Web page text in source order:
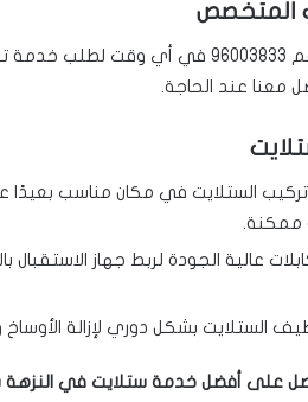
المتخصص
لا تتردد في الاتصال بنا على الرقم
معنا عند الحاجة.
الستلايت في مكان مناسب بعيدًا
ممكنة.
عالية الجودة لربط جهاز
الستلايت بشكل دوري لإزالة الأوساخ
على أفضل خدمة ستلايت في النزهة